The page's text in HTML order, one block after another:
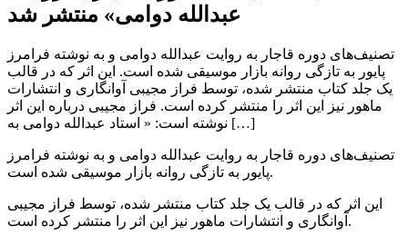
عبدالله دوامی» منتشر شد
تصنیف‌های دوره‌ قاجار به روایت عبدالله دوامی و به نوشته فرامرز
پایور به تازگی روانه بازار موسیقی شده است. این اثر که در قالب
یک جلد کتاب منتشر شده،‌ توسط فراز مجیبی آوانگاری و انتشارات
ماهور نیز این اثر را منتشر کرده است. فراز مجیبی درباره این اثر
نوشته است: « استاد عبدالله دوامی به […]
تصنیف‌های دوره‌ قاجار به روایت عبدالله دوامی و به نوشته فرامرز
پایور به تازگی روانه بازار موسیقی شده است.
این اثر که در قالب یک جلد کتاب منتشر شده،‌ توسط فراز مجیبی
آوانگاری و انتشارات ماهور نیز این اثر را منتشر کرده است.